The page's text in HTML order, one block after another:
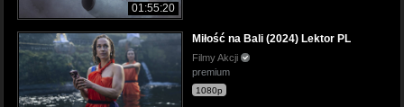
01:55:20
Miłość na Bali (2024) Lektor PL
Filmy Akcji
premium
1080p